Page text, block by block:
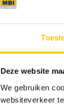
Deze website
We gebruiken
websiteverkeer